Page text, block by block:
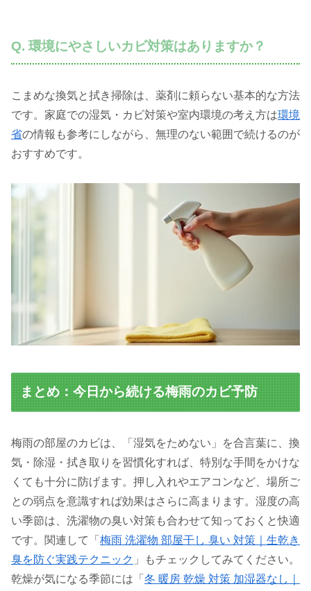
Q. 環境にやさしいカビ対策はありますか？
こまめな換気と拭き掃除は、薬剤に頼らない基本的な方法
です。家庭での湿気・カビ対策や室内環境の考え方は環境
省の情報も参考にしながら、無理のない範囲で続けるのが
おすすめです。
まとめ：今日から続ける梅雨のカビ予防
梅雨の部屋のカビは、「湿気をためない」を合言葉に、換
気・除湿・拭き取りを習慣化すれば、特別な手間をかけな
くても十分に防げます。押し入れやエアコンなど、場所ご
との弱点を意識すれば効果はさらに高まります。湿度の高
い季節は、洗濯物の臭い対策も合わせて知っておくと快適
です。関連して「 梅雨 洗濯物 部屋干し 臭い 対策｜生乾き
臭を防ぐ実践テクニック 」もチェックしてみてください。
乾燥が気になる季節には「 冬 暖房 乾燥 対策 加湿器なし｜